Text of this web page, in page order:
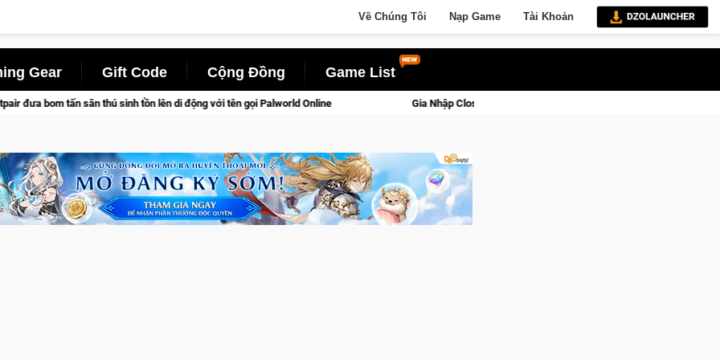
Về Chúng Tôi Nạp Game Tài Khoản
Gear Gift Code Cộng Đồng Game List
sinh tồn lên di động với tên gọi Palworld Online Gia Nhập Closed Beta Norse Saga: Cửu Giới Thức Tỉnh, Săn DJI Osmo Pocket 3 Ngay